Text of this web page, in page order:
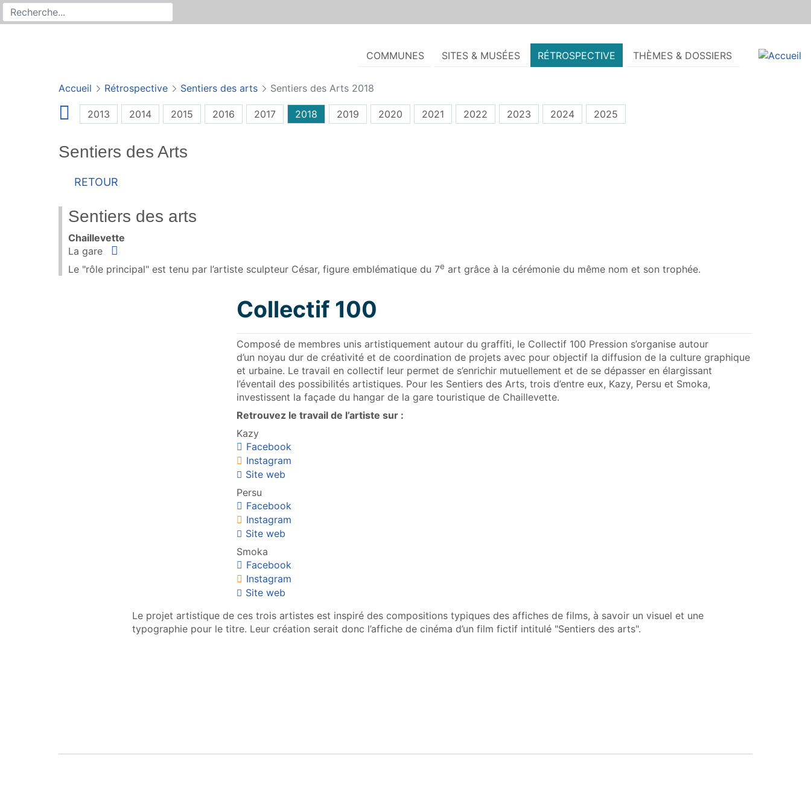
Recherche sur le site
Rechercher
COMMUNES SITES & MUSÉES RÉTROSPECTIVE THÈMES & DOSSIERS
Accueil Rétrospective Sentiers des arts Sentiers des Arts 2018
2013 2014 2015 2016 2017 2018 2019 2020 2021 2022 2023 2024 2025
Sentiers des Arts
Retour
Sentiers des arts
Chaillevette
La gare
Situer
Le "rôle principal" est tenu par l’artiste sculpteur César, figure emblématique du 7e art grâce à la cérémonie du même nom et son trophée.
Collectif 100
Composé de membres unis artistiquement autour du graffiti, le Collectif 100 Pression s’organise autour
d’un noyau dur de créativité et de coordination de projets avec pour objectif la diffusion de la culture graphique
et urbaine. Le travail en collectif leur permet de s’enrichir mutuellement et de se dépasser en élargissant
l’éventail des possibilités artistiques. Pour les Sentiers des Arts, trois d’entre eux, Kazy, Persu et Smoka,
investissent la façade du hangar de la gare touristique de Chaillevette.
Retrouvez le travail de l’artiste sur :
Kazy
Facebook
Instagram
Site web
Persu
Facebook
Instagram
Site web
Smoka
Facebook
Instagram
Site web
Le projet artistique de ces trois artistes est inspiré des compositions typiques des affiches de films, à savoir un visuel et une
typographie pour le titre. Leur création serait donc l’affiche de cinéma d’un film fictif intitulé "Sentiers des arts".